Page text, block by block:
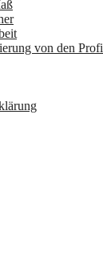
von den